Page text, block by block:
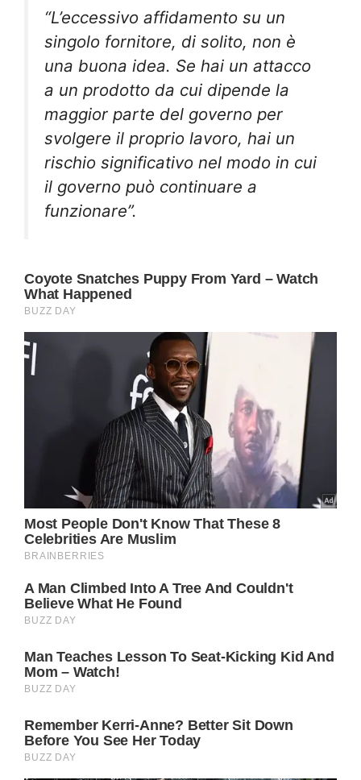
“L’eccessivo affidamento su un
singolo fornitore, di solito, non è
una buona idea. Se hai un attacco
a un prodotto da cui dipende la
maggior parte del governo per
svolgere il proprio lavoro, hai un
rischio significativo nel modo in cui
il governo può continuare a
funzionare”.